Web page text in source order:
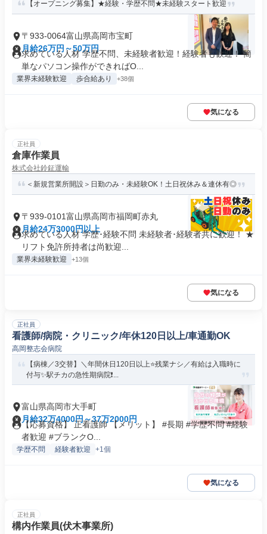
【オープニング募集】★経験・学歴不問★未経験スタート歓迎
〒933-0064富山県高岡市宝町
月給26万円～50万円
求めている人材 学歴不問、未経験者歓迎！経験者も歓迎！ 簡
単なパソコン操作ができればO...
業界未経験歓迎 歩合給あり +38個
気になる
正社員
倉庫作業員
株式会社鈴鉦運輸
＜新規営業所開設＞日勤のみ・未経験OK！土日祝休み＆連休有◎
〒939-0101富山県高岡市福岡町赤丸
月給24万3000円以上
求めている人材 学歴･経験不問 未経験者･経験者共に歓迎！ ★
リフト免許所持者は尚歓迎...
業界未経験歓迎 +13個
気になる
正社員
看護師/病院・クリニック/年休120日以上/車通勤OK
高岡整志会病院
【病棟／3交替】＼年間休日120日以上⭐残業ナシ／有給は入職時に
付与✨駅チカの急性期病院❗...
富山県高岡市大手町
月給32万4000円～37万2000円
【応募資格】 正看護師 【メリット】 #長期 #学歴不問 #経験
者歓迎 #ブランクO...
学歴不問 経験者歓迎 +1個
気になる
正社員
構内作業員(伏木事業所)